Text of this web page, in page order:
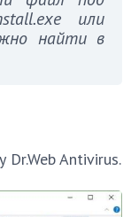
или
найти в
Dr.Web Antivirus.